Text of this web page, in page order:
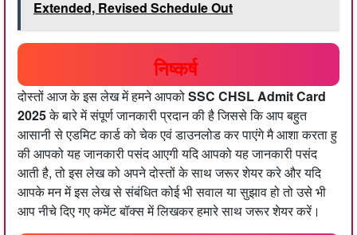
Extended, Revised Schedule Out
निष्कर्ष
दोस्तों आज के इस लेख में हमने आपकोSSC CHSL Admit Card
2025के बारे में संपूर्ण जानकारी प्रदान की है जिससे कि आप बहुत
आसानी से एडमिट कार्ड को चेक एवं डाउनलोड कर पाएंगे मै आशा करता हु
की आपको यह जानकारी पसंद आएगी यदि आपको यह जानकारी पसंद
आती है, तो इस लेख को अपने दोस्तों के साथ जरूर शेयर करे और यदि
आपके मन में इस लेख से संबंधित कोई भी सवाल या सुझाव हो तो उसे भी
आप नीचे दिए गए कमेंट बॉक्स में लिखकर हमारे साथ जरूर शेयर करें।